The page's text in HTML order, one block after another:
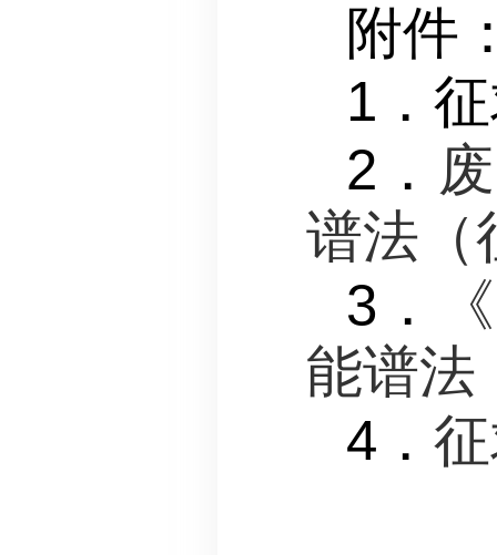
附件
1．
2．
谱法（
3．
能谱法
4．